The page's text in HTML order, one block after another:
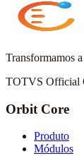
Transformamos
TOTVS Official
Orbit Core
Produto
Módulos